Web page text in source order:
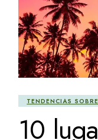
TENDENCIAS
10